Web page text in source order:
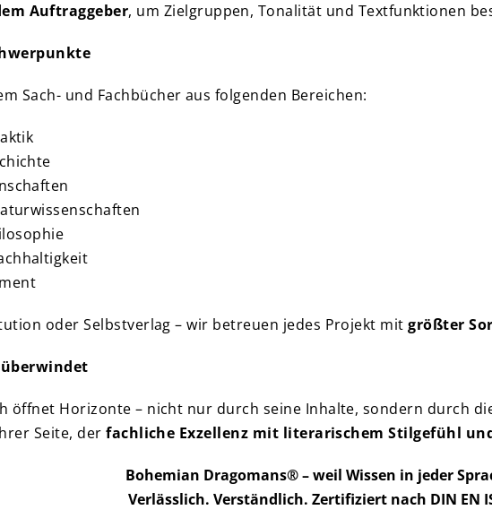
Auftraggeber, um Zielgruppen, Tonalität und Textfunktionen
Sach- und Fachbücher aus folgenden Bereichen:
oder Selbstverlag – wir betreuen jedes Projekt mitgrößter
überwindet
öffnet Horizonte – nicht nur durch seine Inhalte, sondern durch
Seite, derfachliche Exzellenz mit literarischem Stilgefühl
Bohemian Dragomans® – weil Wissen in jeder
Verlässlich. Verständlich. Zertifiziert nach DIN EN